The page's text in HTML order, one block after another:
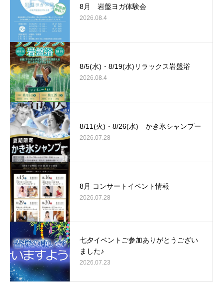
8月 岩盤ヨガ体験会
2026.08.4
8/5(水)・8/19(水)リラックス岩盤浴
2026.08.4
8/11(火)・8/26(水) かき氷シャンプー
2026.07.28
8月 コンサートイベント情報
2026.07.28
七夕イベントご参加ありがとうござい
ました♪
2026.07.23